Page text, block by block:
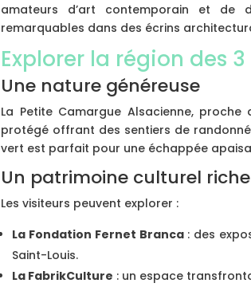
amateurs d’art contemporain et de
remarquables dans des écrins
Explorer la région des 3
Une nature généreuse
La Petite Camargue Alsacienne,
protégé offrant des sentiers de
vert est parfait pour une échappée
Un patrimoine culturel riche
Les visiteurs peuvent explorer :
La Fondation Fernet Branca: des
Saint-Louis.
La FabrikCulture : un espace